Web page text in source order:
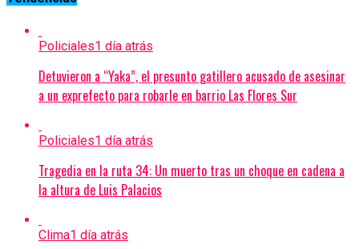
Policiales1 día atrás
Detuvieron a “Yaka”, el presunto gatillero acusado de asesinar
a un exprefecto para robarle en barrio Las Flores Sur
Policiales1 día atrás
Tragedia en la ruta 34: Un muerto tras un choque en cadena a
la altura de Luis Palacios
Clima1 día atrás